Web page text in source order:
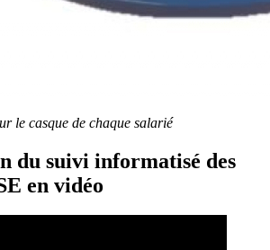
le casque de chaque salarié
du suivi informatisé des
en vidéo